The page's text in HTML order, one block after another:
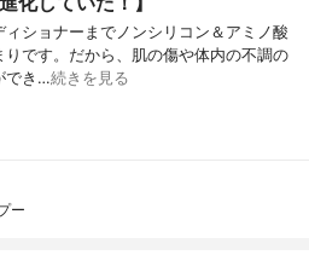
ショナーまでノンシリコン＆アミノ酸
です。だから、肌の傷や体内の不調の
でき…続きを見る
ー